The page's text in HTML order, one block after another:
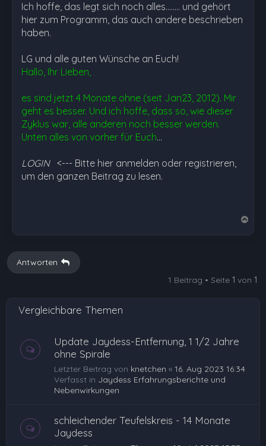
Ich hoffe, das legt sich noch alles........ und gehört
hier zum Programm, das auch andere beschrieben
haben.
LG und alle guten Wünsche an Euch!
Hallo, Ihr Lieben,
es sind jetzt 4 Monate ohne (seit Jan23, 2012). Mir
geht es besser. Und ich hoffe, dass so, wie dieser
Zyklus war, alle anderen noch besser werden.
Unten alles von vorher für Euch…
LOGIN <--- Bitte hier anmelden oder registrieren,
um den ganzen Beitrag zu lesen.
b
Antworten
1 Beitrag • Seite 1 von 1
Vergleichbare Themen
Update Jaydess-Entfernung, 1 1/2 Jahre
ohne Spirale
Letzter Beitrag von knetchen « 16. Aug 2023 16:34
Verfasst in Jaydess Erfahrungsberichte und
Nebenwirkungen
schleichender Teufelskreis - 14 Monate
Jaydess